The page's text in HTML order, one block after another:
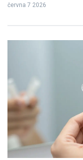
června 7 2026